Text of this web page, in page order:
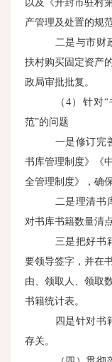
以及《开封市驻村
产管理及处置的规
二是与市财
扶村购买固定资产
政局审批批复。
（4）针对
范”的问题
一是修订完
书库管理制度》《
全管理制度》，确
二是理清书
对书库书籍数量清
三是把好书
要领导签字，并在
由、领取人、领取
书籍统计表。
四是针对书
存关。